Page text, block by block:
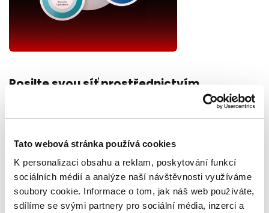
Tato webová stránka používá cookies
K personalizaci obsahu a reklam, poskytování funkcí
sociálních médií a analýze naší návštěvnosti využíváme
soubory cookie. Informace o tom, jak náš web používáte,
sdílíme se svými partnery pro sociální média, inzerci a
Posilte svou síť prostřednictvím
Fortinet nabízí nejvýkonnější síťový a bezpečnostní operační
Fortinet Security Fabric je unikátní platforma pro
konvergenci, konsolidaci a využívání kybernetické
bezpečnosti řízené umělou inteligencí.